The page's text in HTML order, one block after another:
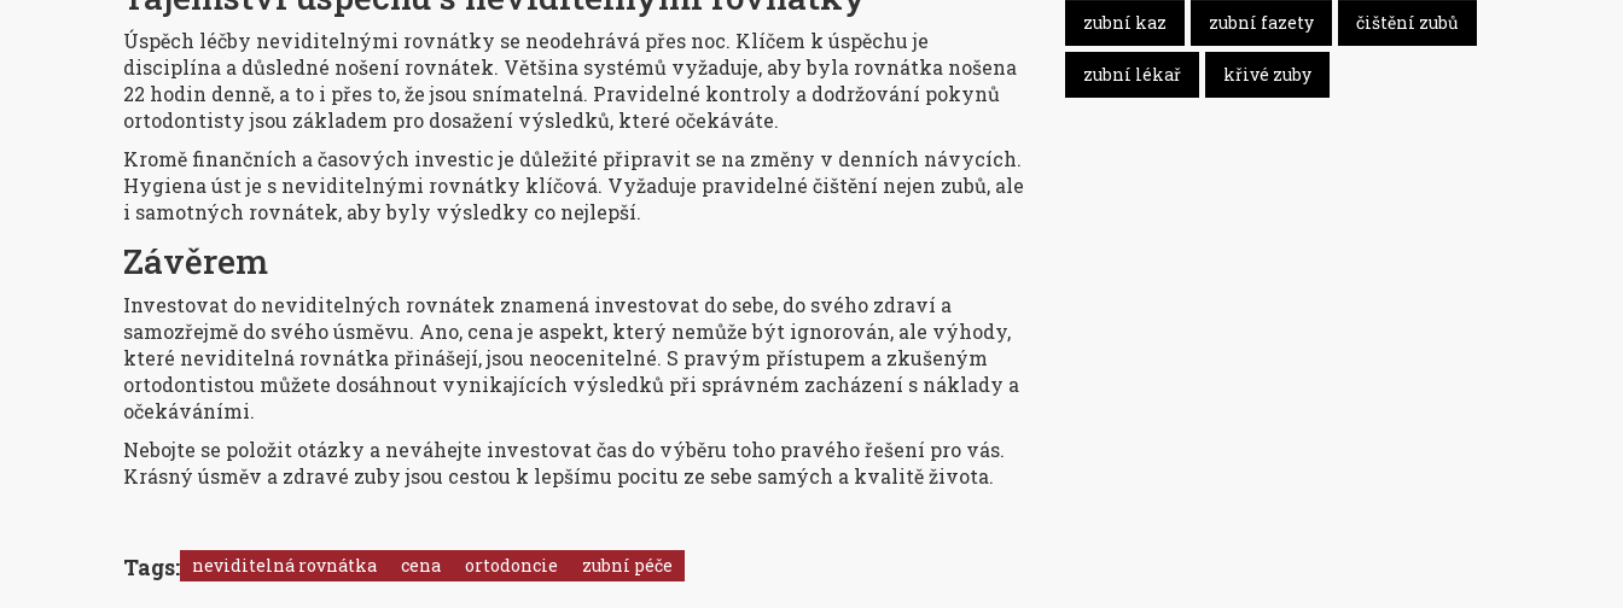
Úspěch léčby neviditelnými rovnátky se neodehrává přes noc. Klíčem k úspěchu je
disciplína a důsledné nošení rovnátek. Většina systémů vyžaduje, aby byla rovnátka nošena
22 hodin denně, a to i přes to, že jsou snímatelná. Pravidelné kontroly a dodržování pokynů
ortodontisty jsou základem pro dosažení výsledků, které očekáváte.
Kromě finančních a časových investic je důležité připravit se na změny v denních návycích.
Hygiena úst je s neviditelnými rovnátky klíčová. Vyžaduje pravidelné čištění nejen zubů, ale
i samotných rovnátek, aby byly výsledky co nejlepší.
Závěrem
Investovat do neviditelných rovnátek znamená investovat do sebe, do svého zdraví a
samozřejmě do svého úsměvu. Ano, cena je aspekt, který nemůže být ignorován, ale výhody,
které neviditelná rovnátka přinášejí, jsou neocenitelné. S pravým přístupem a zkušeným
ortodontistou můžete dosáhnout vynikajících výsledků při správném zacházení s náklady a
očekáváními.
Nebojte se položit otázky a neváhejte investovat čas do výběru toho pravého řešení pro vás.
Krásný úsměv a zdravé zuby jsou cestou k lepšímu pocitu ze sebe samých a kvalitě života.
Tags: neviditelná rovnátka cena ortodoncie zubní péče
zubní kaz zubní fazety čištění zubů
zubní lékař křivé zuby